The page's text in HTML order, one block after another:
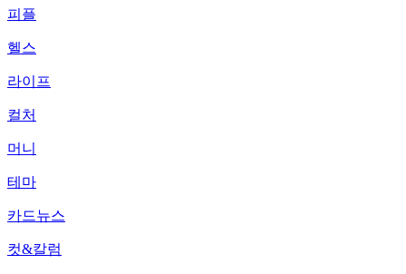
피플
헬스
라이프
컬처
머니
테마
카드뉴스
컷&칼럼